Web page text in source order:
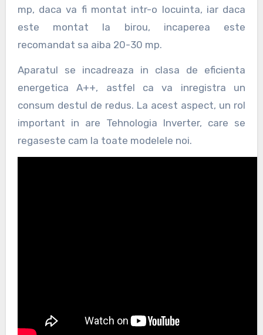
mp, daca va fi montat intr-o locuinta, iar daca
este montat la birou, incaperea este
recomandat sa aiba 20-30 mp.
Aparatul se incadreaza in clasa de eficienta
energetica A++, astfel ca va inregistra un
consum destul de redus. La acest aspect, un rol
important in are Tehnologia Inverter, care se
regaseste cam la toate modelele noi.